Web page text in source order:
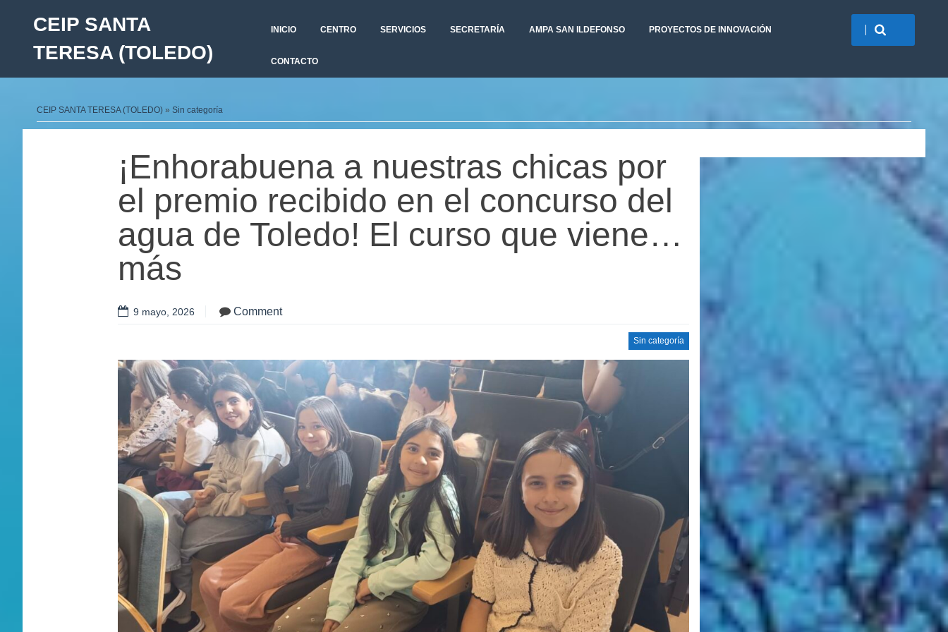
CEIP SANTA
TERESA (TOLEDO)
INICIO CENTRO SERVICIOS SECRETARÍA AMPA SAN ILDEFONSO PROYECTOS DE INNOVACIÓN
CONTACTO
CEIP SANTA TERESA (TOLEDO) » Sin categoría
¡Enhorabuena a nuestras chicas por
el premio recibido en el concurso del
agua de Toledo! El curso que viene…
más
9 mayo, 2026 Comment
Sin categoría